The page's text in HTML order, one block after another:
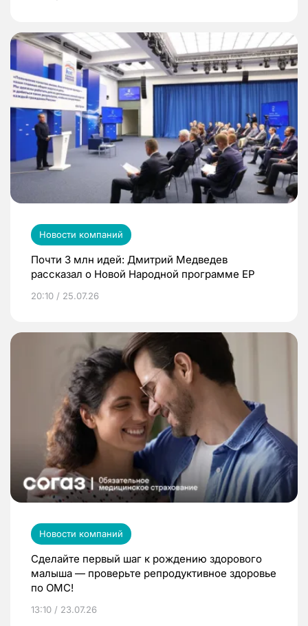
Новости компаний
Почти 3 млн идей: Дмитрий Медведев
рассказал о Новой Народной программе ЕР
20:10 / 25.07.26
Новости компаний
Сделайте первый шаг к рождению здорового
малыша — проверьте репродуктивное здоровье
по ОМС!
13:10 / 23.07.26